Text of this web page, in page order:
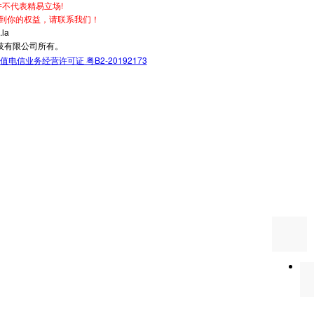
代表精易立场!
你的权益，请联系我们！
限公司所有。
电信业务经营许可证 粤B2-20192173